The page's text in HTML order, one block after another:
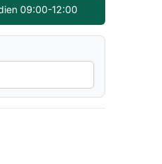
09:00-12:00